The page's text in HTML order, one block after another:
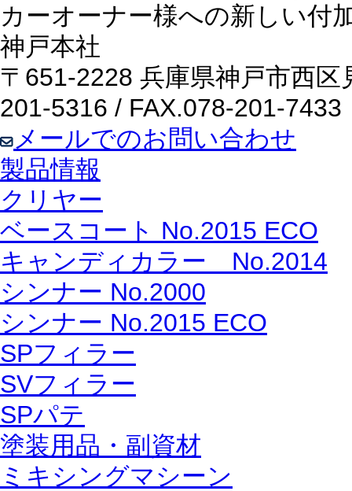
カーオーナー様への新しい付
神戸本社
〒651-2228 兵庫県神戸市西
201-5316 / FAX.078-201-7433
メールでのお問い合わせ
製品情報
クリヤー
ベースコート No.2015 ECO
キャンディカラー No.2014
シンナー No.2000
シンナー No.2015 ECO
SPフィラー
SVフィラー
SPパテ
塗装用品・副資材
ミキシングマシーン